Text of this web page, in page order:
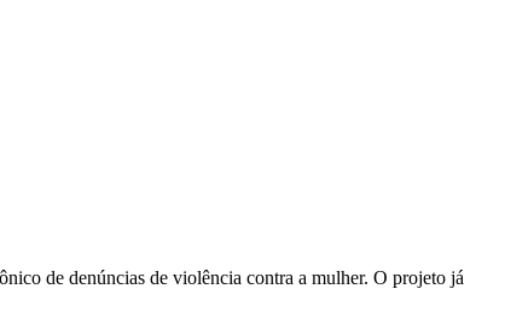
de denúncias de violência contra a mulher. O projeto já